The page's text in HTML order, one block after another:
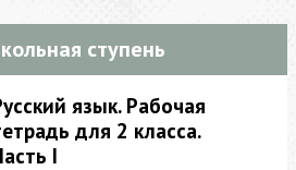
ступень
язык. Рабочая
для 2 класса.
I